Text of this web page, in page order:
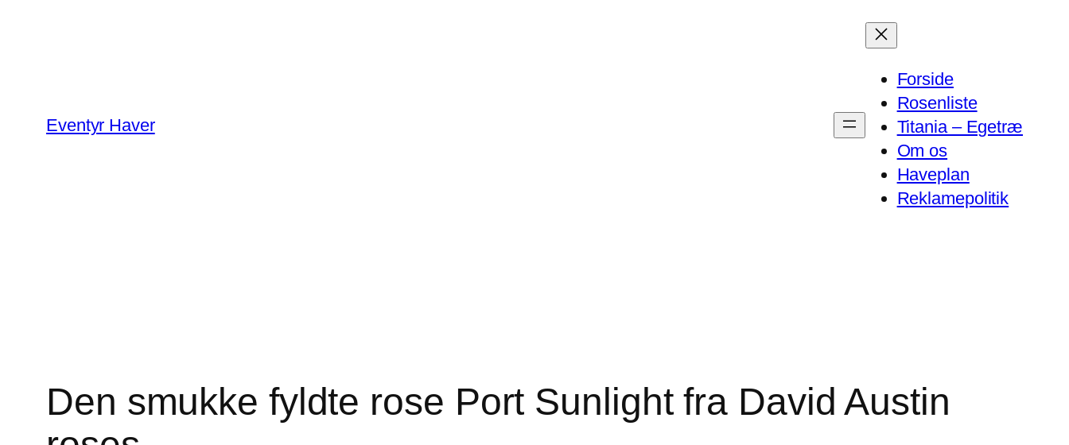
Eventyr Haver
Forside
Rosenliste
Titania – Egetræ
Om os
Haveplan
Reklamepolitik
Den smukke fyldte rose Port Sunlight fra David Austin